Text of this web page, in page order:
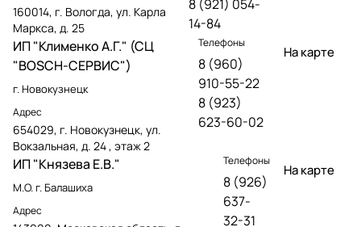
160014, г. Вологда, ул. Карла
Маркса, д. 25
8 (921) 054-
14-84
ИП "Клименко А.Г." (СЦ
"BOSCH-СЕРВИС")
г. Новокузнецк
Адрес
654029, г. Новокузнецк, ул.
Вокзальная, д. 24 , этаж 2
Телефоны
8 (960)
910-55-22
8 (923)
623-60-02
На карте
ИП "Князева Е.В."
М.О. г. Балашиха
Адрес
Телефоны
8 (926)
637-
32-31
На карте